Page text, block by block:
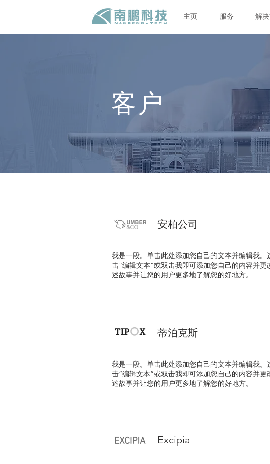
主页 服务 解
客户
安柏公司
我是一段。单击此处添加您自己的文本并编辑我。
击“编辑文本”或双击我即可添加您自己的内容并更
述故事并让您的用户更多地了解您的好地方。
蒂泊克斯
我是一段。单击此处添加您自己的文本并编辑我。
击“编辑文本”或双击我即可添加您自己的内容并更
述故事并让您的用户更多地了解您的好地方。
Excipia